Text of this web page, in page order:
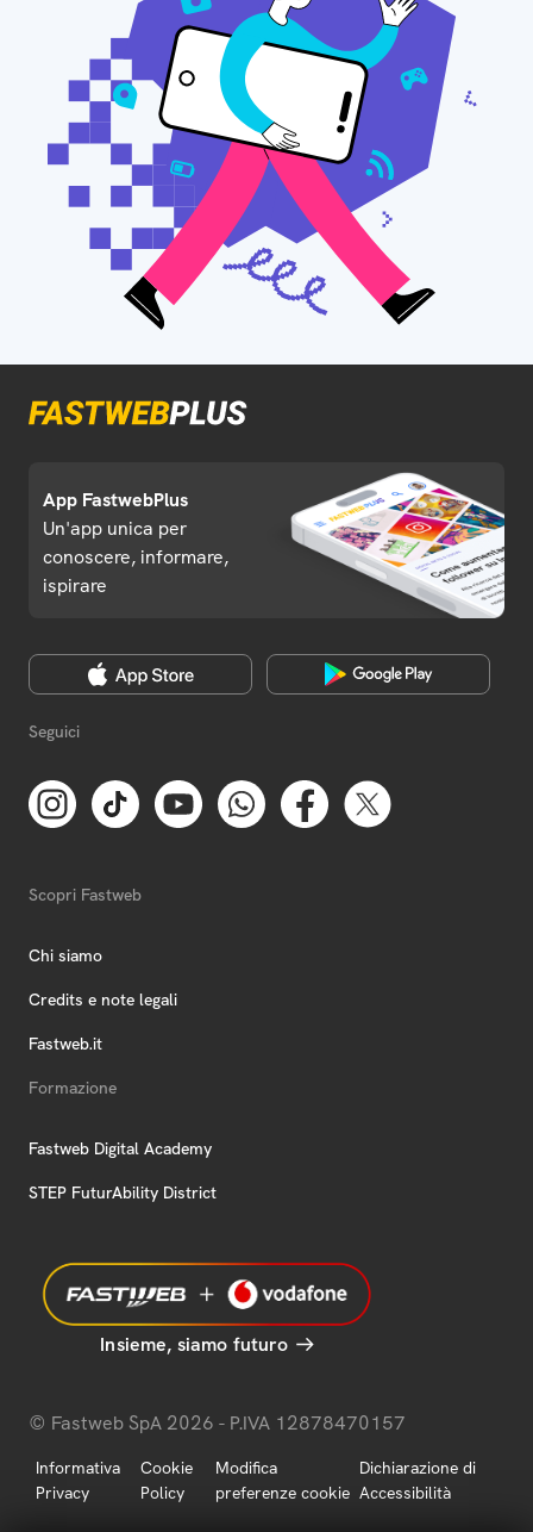
App FastwebPlus
Un'app unica per
conoscere, informare,
ispirare
Seguici
Scopri Fastweb
Chi siamo
Credits e note legali
Fastweb.it
Formazione
Fastweb Digital Academy
STEP FuturAbility District
Insieme, siamo futuro
© Fastweb SpA 2026 - P.IVA 12878470157
Informativa
Privacy
Cookie
Policy
Modifica
preferenze cookie
Dichiarazione di
Accessibilità